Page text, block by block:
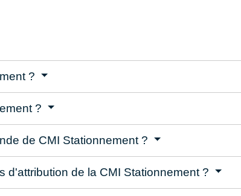
?
?
de CMI Stationnement ?
d'attribution de la CMI Stationnement ?